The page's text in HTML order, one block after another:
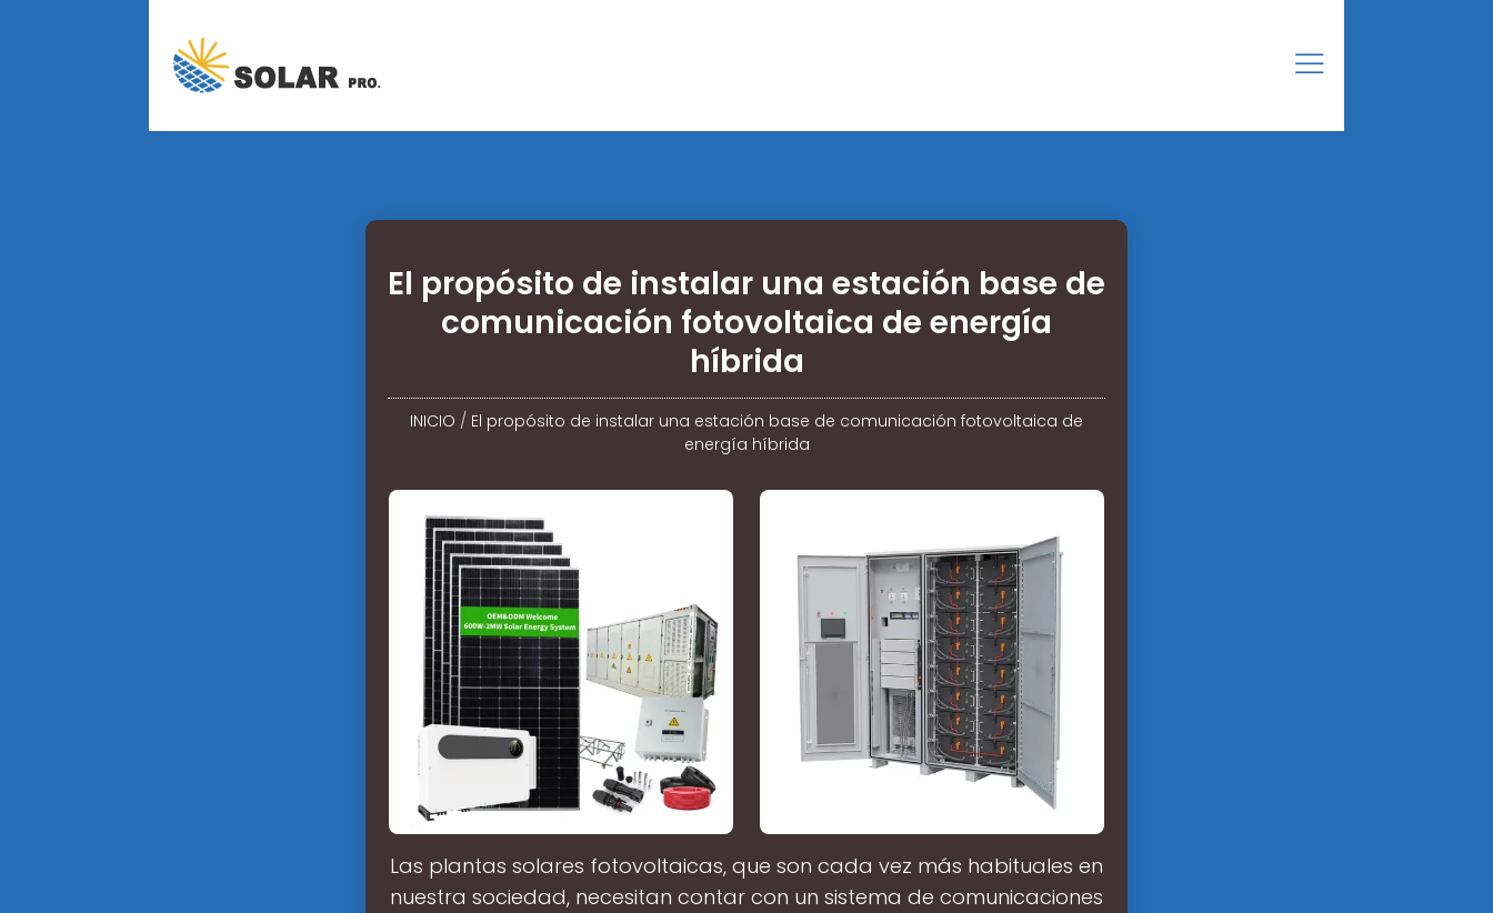
El propósito de instalar una estación base de
comunicación fotovoltaica de energía
híbrida
INICIO / El propósito de instalar una estación base de comunicación fotovoltaica de
energía híbrida
Las plantas solares fotovoltaicas, que son cada vez más habituales en
nuestra sociedad, necesitan contar con un sistema de comunicaciones